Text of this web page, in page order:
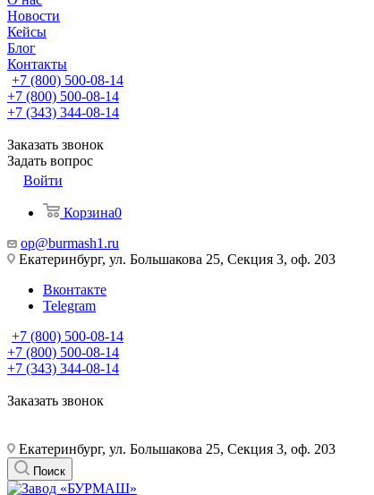
Новости
Кейсы
Блог
Контакты
+7 (800) 500-08-14
+7 (800) 500-08-14
+7 (343) 344-08-14
Заказать звонок
Задать вопрос
Войти
Корзина0
op@burmash1.ru
Екатеринбург, ул. Большакова 25, Секция 3, оф. 203
Вконтакте
Telegram
+7 (800) 500-08-14
+7 (800) 500-08-14
+7 (343) 344-08-14
Заказать звонок
Екатеринбург, ул. Большакова 25, Секция 3, оф. 203
Поиск